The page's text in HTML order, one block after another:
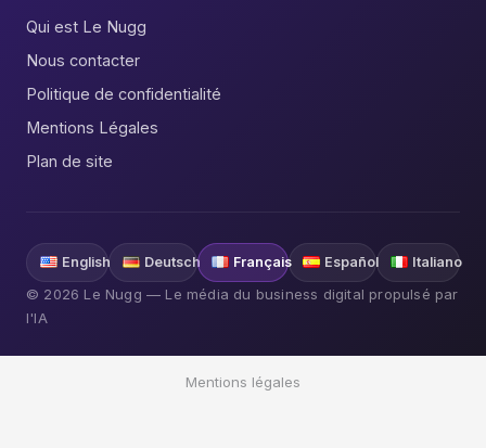
Qui est Le Nugg
Nous contacter
Politique de confidentialité
Mentions Légales
Plan de site
English Deutsch Français Español Italiano
© 2026 Le Nugg — Le média du business digital propulsé par
l'IA
Mentions légales